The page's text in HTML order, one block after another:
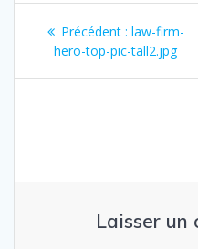
Navigation
Précédent : Article
précédent
law-firm-
hero-top-pic-tall2.jpg
Laisser un